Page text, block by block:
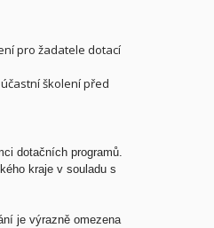
pro žadatele dotací
školení před
dotačních programů.
kraje v souladu s
je výrazně omezena